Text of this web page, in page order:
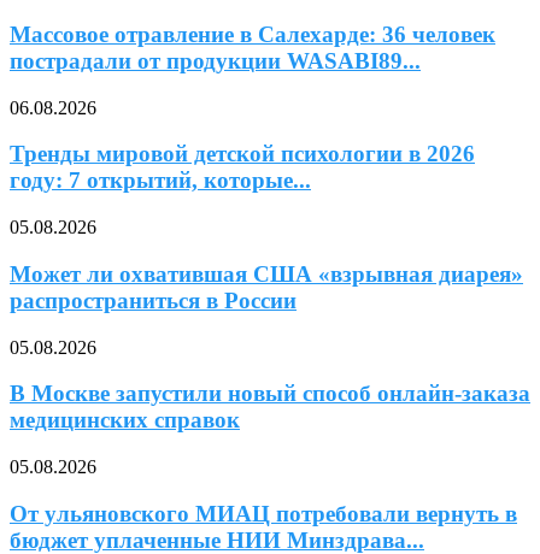
Массовое отравление в Салехарде: 36 человек
пострадали от продукции WASABI89...
06.08.2026
Тренды мировой детской психологии в 2026
году: 7 открытий, которые...
05.08.2026
Может ли охватившая США «взрывная диарея»
распространиться в России
05.08.2026
В Москве запустили новый способ онлайн-заказа
медицинских справок
05.08.2026
От ульяновского МИАЦ потребовали вернуть в
бюджет уплаченные НИИ Минздрава...